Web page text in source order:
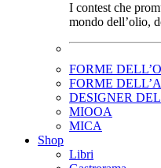
I contest che
mondo dell’olio,
FORME
FORME
DESIGNER
MIOOA
MICA
Shop
Libri